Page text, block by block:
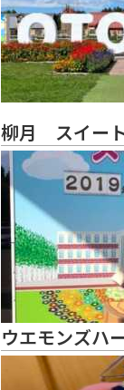
柳月 スイー
ウエモンズハ